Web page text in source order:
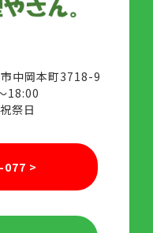
中岡本町3718-9
18:00
祭日
>